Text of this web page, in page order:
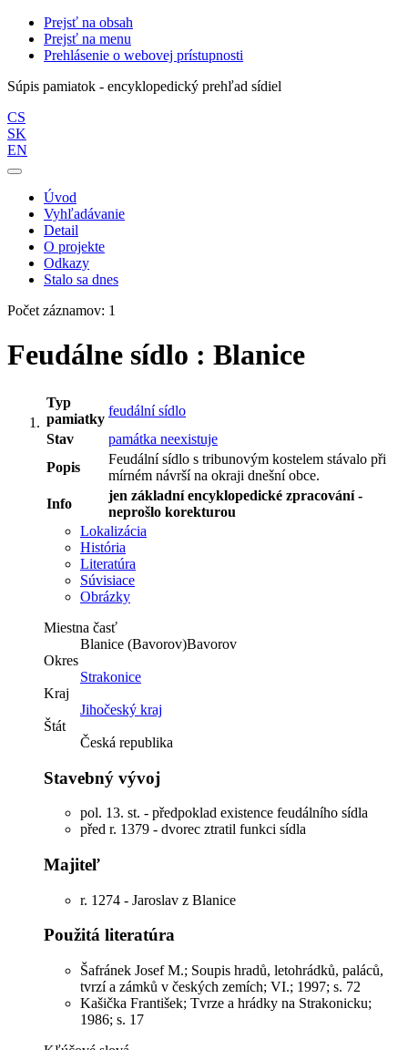
Prejsť na obsah
Prejsť na menu
Prehlásenie o webovej prístupnosti
Súpis pamiatok - encyklopedický prehľad sídiel
CS
SK
EN
Úvod
Vyhľadávanie
Detail
O projekte
Odkazy
Stalo sa dnes
Počet záznamov: 1
Feudálne sídlo : Blanice
Typ
pamiatky
feudální sídlo
Stav
památka neexistuje
Popis
Feudální sídlo s tribunovým kostelem stávalo při
mírném návrší na okraji dnešní obce.
Info
jen základní encyklopedické zpracování -
neprošlo korekturou
Lokalizácia
História
Literatúra
Súvisiace
Obrázky
Miestna časť
Blanice (Bavorov)Bavorov
Okres
Strakonice
Kraj
Jihočeský kraj
Štát
Česká republika
Stavebný vývoj
pol. 13. st. - předpoklad existence feudálního sídla
před r. 1379 - dvorec ztratil funkci sídla
Majiteľ
r. 1274 - Jaroslav z Blanice
Použitá literatúra
Šafránek Josef M.; Soupis hradů, letohrádků, paláců,
tvrzí a zámků v českých zemích; VI.; 1997; s. 72
Kašička František; Tvrze a hrádky na Strakonicku;
1986; s. 17